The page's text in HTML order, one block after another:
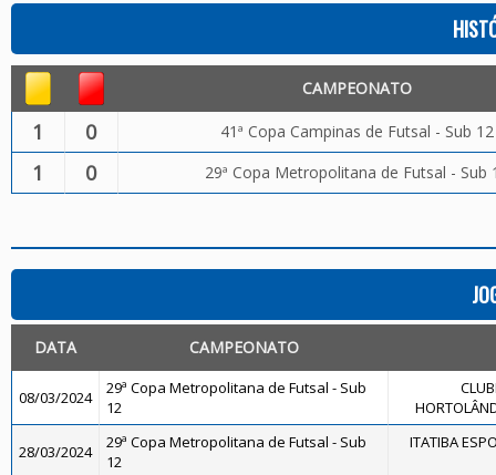
CAMPEONATO
1 0 41ª Copa Campinas de Futsal - Sub 12
1 0 29ª Copa Metropolitana de Futsal - Sub
DATA CAMPEONATO
08/03/2024
29ª Copa Metropolitana de Futsal - Sub
12
28/03/2024
29ª Copa Metropolitana de Futsal - Sub
12
ITATIBA